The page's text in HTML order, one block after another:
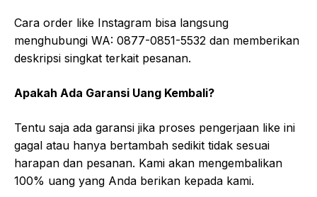
Cara order like Instagram bisa langsung
menghubungi WA: 0877-0851-5532 dan memberikan
deskripsi singkat terkait pesanan.
Apakah Ada Garansi Uang Kembali?
Tentu saja ada garansi jika proses pengerjaan like ini
gagal atau hanya bertambah sedikit tidak sesuai
harapan dan pesanan. Kami akan mengembalikan
100% uang yang Anda berikan kepada kami.